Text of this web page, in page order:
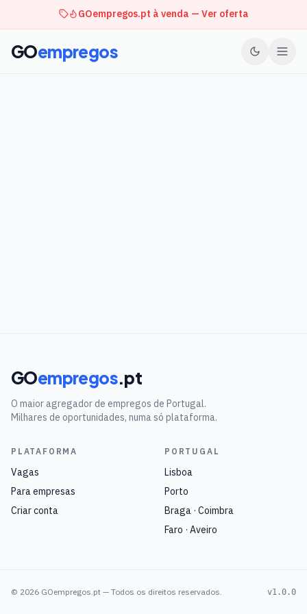
GOempregos.pt à venda — Ver oferta
GOempregos
GOempregos.pt
O maior agregador de empregos de Portugal.
Milhares de oportunidades, numa só plataforma.
PLATAFORMA
Vagas
Para empresas
Criar conta
PORTUGAL
Lisboa
Porto
Braga · Coimbra
Faro · Aveiro
© 2026 GOempregos.pt — Todos os direitos reservados. v1.0.0